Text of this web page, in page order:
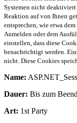
Systemen nicht deaktiviert
Reaktion auf von Ihnen
entsprechen, wie etwa
Anmelden oder dem
einstellen, dass diese
benachrichtigt werden.
nicht. Diese Cookies
Name:
Dauer: Bis zum
Art: 1st Party